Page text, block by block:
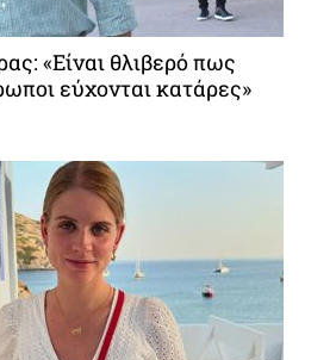
«Είναι θλιβερό πως
εύχονται κατάρες»